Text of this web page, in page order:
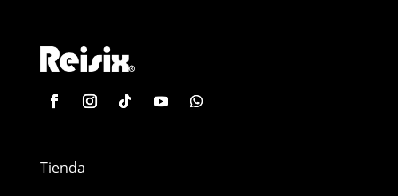
Tienda